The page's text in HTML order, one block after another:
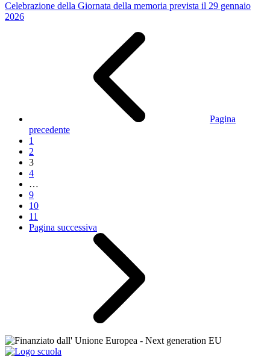
Celebrazione della Giornata della memoria prevista il 29 gennaio
2026
Pagina
precedente
1
2
3
4
…
9
10
11
Pagina successiva